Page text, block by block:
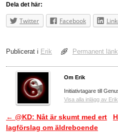
Dela det här:
Twitter Facebook
Publicerat i Erik Permanent länk
Om Erik
Initiativtagare till
Visa alla inlägg av Erik
Inläggsnavigering
← @KD: Nåt är skumt med ert
lagförslag om äldreboende